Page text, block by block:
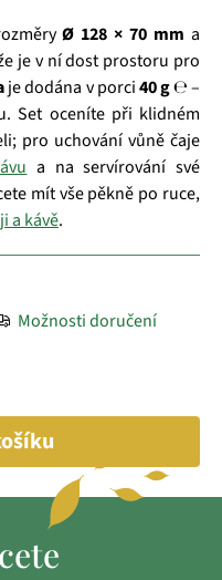
Možnosti doručení
Ø 128 × 70 mm a
je v ní dost prostoru pro
je dodána v porci40 g ℮–
Set oceníte při klidném
pro uchování vůně čaje
a na servírování své
mít vše pěkně po ruce,
a kávě.